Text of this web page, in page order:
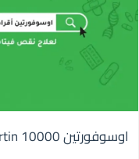
اوسوفورتين 10000 Ossofortin | فيتامين د أقراص